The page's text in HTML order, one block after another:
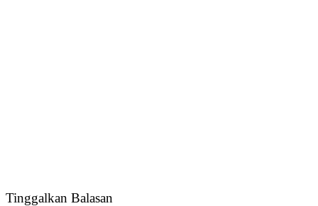
Tinggalkan Balasan